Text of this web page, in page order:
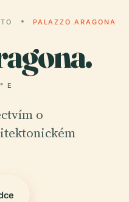
PALAZZO ARAGONA
E
o